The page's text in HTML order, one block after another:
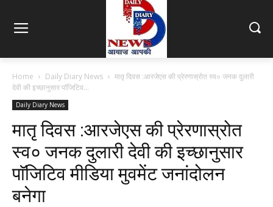
Home Daily Diary News
मातृ दिवस :आरजेएस की प्रेरणास्रोत स्व० जनक दुलारी
देवी की इच्छानुसार पाॅजिटिव...
Daily Diary News
मातृ दिवस :आरजेएस की प्रेरणास्रोत
स्व० जनक दुलारी देवी की इच्छानुसार
पाॅजिटिव मीडिया मुवमेंट जनांदोलन
बनेगा